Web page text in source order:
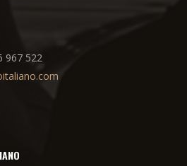
967 522